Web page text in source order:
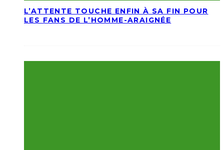
L’ATTENTE TOUCHE ENFIN À SA FIN POUR
LES FANS DE L’HOMME-ARAIGNÉE